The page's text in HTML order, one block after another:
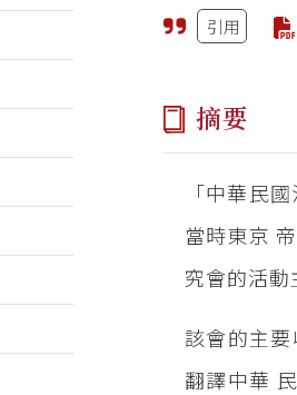
引用
摘要
「中華民
當時東京
究會的活
該會的主
翻譯中華